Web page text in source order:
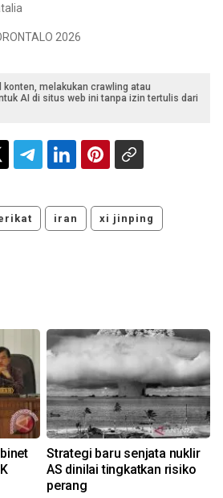
2026
konten, melakukan crawling atau
AI di situs web ini tanpa izin tertulis dari
iran xi jinping
Strategi baru senjata nuklir
AS dinilai tingkatkan risiko
perang